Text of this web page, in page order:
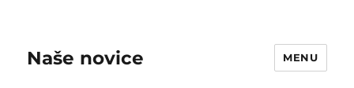
Naše novice MENU